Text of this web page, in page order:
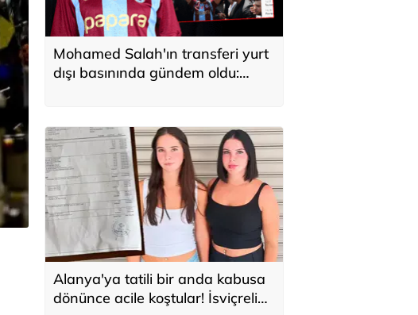
Mohamed Salah'ın transferi yurt
dışı basınında gündem oldu:
Alanya'ya tatili bir anda kabusa
dönünce acile koştular! İsviçreli